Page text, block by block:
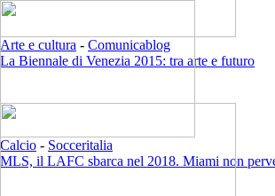
Arte e cultura - Comunicablog
La Biennale di Venezia 2015: tra arte e futuro
Calcio - Socceritalia
MLS, il LAFC sbarca nel 2018. Miami non